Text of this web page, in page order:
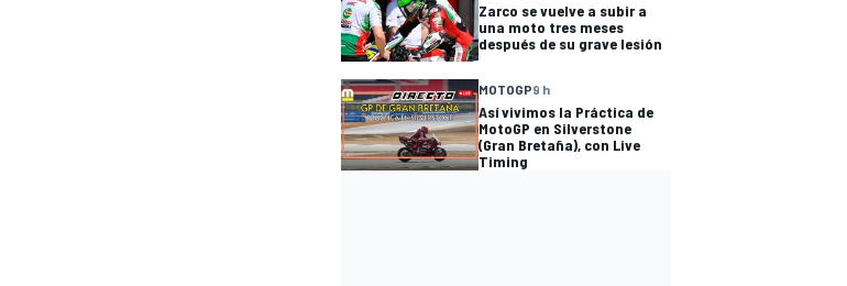
Zarco se vuelve a subir a
una moto tres meses
después de su grave lesión
MOTOGP9 h
Así vivimos la Práctica de
MotoGP en Silverstone
(Gran Bretaña), con Live
Timing